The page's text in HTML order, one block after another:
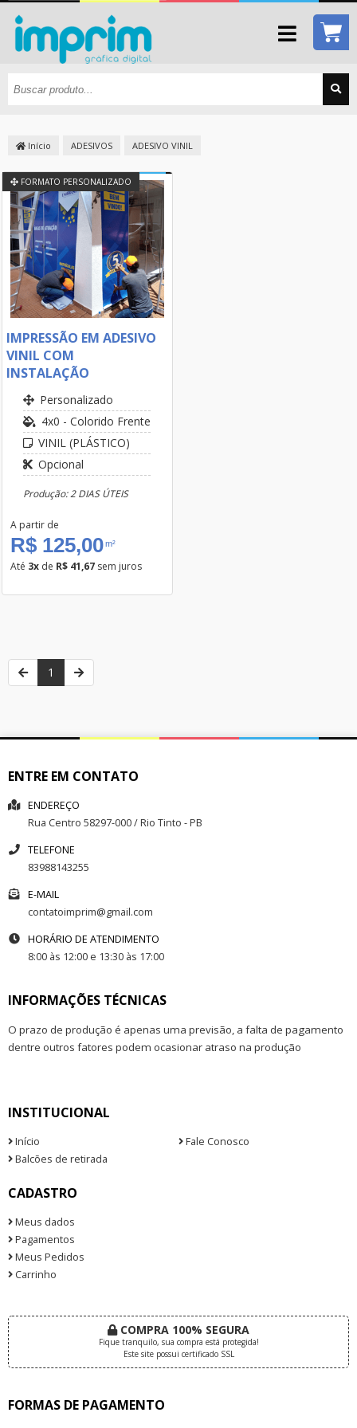
Início ADESIVOS ADESIVO VINIL
FORMATO PERSONALIZADO
IMPRESSÃO EM ADESIVO
VINIL COM
INSTALAÇÃO
Personalizado
4x0 - Colorido Frente
VINIL (PLÁSTICO)
Opcional
Produção: 2 DIAS ÚTEIS
A partir de
R$ 125,00m²
Até 3x de R$ 41,67 sem juros
1
ENTRE EM CONTATO
ENDEREÇO
Rua Centro 58297-000/Rio Tinto - PB
TELEFONE
83988143255
E-MAIL
contatoimprim@gmail.com
HORÁRIO DE ATENDIMENTO
8:00 às 12:00 e 13:30 às 17:00
INFORMAÇÕES TÉCNICAS
O prazo de produção é apenas uma previsão, a falta de pagamento
dentre outros fatores podem ocasionar atraso na produção
INSTITUCIONAL
Início
Fale Conosco
Balcões de retirada
CADASTRO
Meus dados
Pagamentos
Meus Pedidos
Carrinho
COMPRA 100% SEGURA
Fique tranquilo, sua compra está protegida!
Este site possui certificado SSL
FORMAS DE PAGAMENTO